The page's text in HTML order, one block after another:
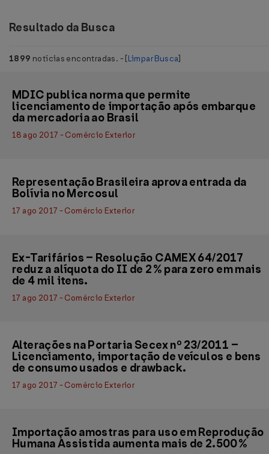
Resultado da Busca
1899 notícias encontradas. - [Limpar Busca]
MDIC publica norma que permite
licenciamento de importação após embarque
da mercadoria ao Brasil
18 ago 2017 - Comércio Exterior
Representação Brasileira aprova entrada da
Bolívia no Mercosul
17 ago 2017 - Comércio Exterior
Ex-Tarifários – Resolução CAMEX 64/2017
reduz a alíquota do II de 2% para zero em mais
de 4 mil itens.
17 ago 2017 - Comércio Exterior
Alterações na Portaria Secex nº 23/2011 –
Licenciamento, importação de veículos e bens
de consumo usados e drawback.
17 ago 2017 - Comércio Exterior
Importação amostras para uso em Reprodução
Humana Assistida aumenta mais de 2.500%